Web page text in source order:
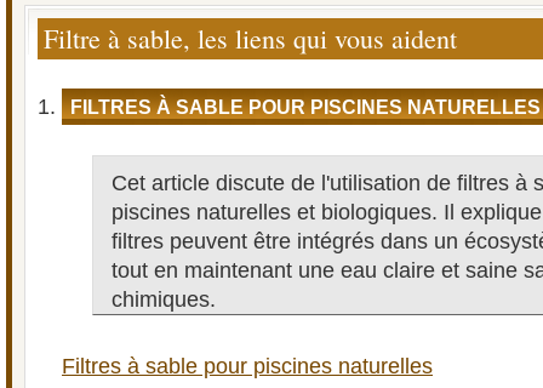
Filtre à sable, les liens qui vous aident
FILTRES À SABLE POUR PISCINES NATURELLES
Cet article discute de l'utilisation de filtres à
piscines naturelles et biologiques. Il
filtres peuvent être intégrés dans un
tout en maintenant une eau claire et saine
chimiques.
Filtres à sable pour piscines naturelles